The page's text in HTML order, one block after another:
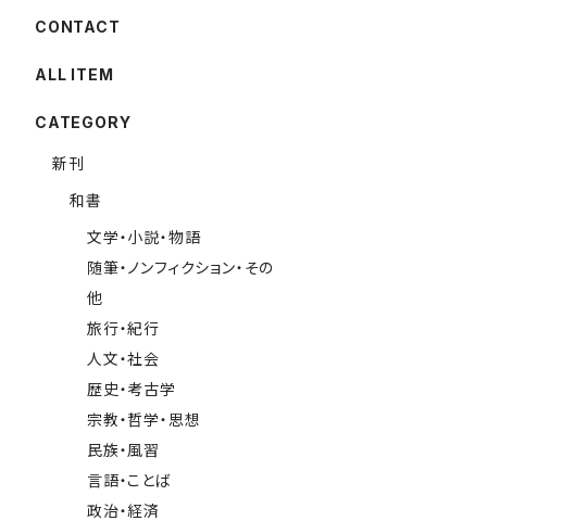
CONTACT
ALL ITEM
CATEGORY
新刊
和書
文学・小説・物語
随筆・ノンフィクション・その
他
旅行・紀行
人文・社会
歴史・考古学
宗教・哲学・思想
民族・風習
言語・ことば
政治・経済